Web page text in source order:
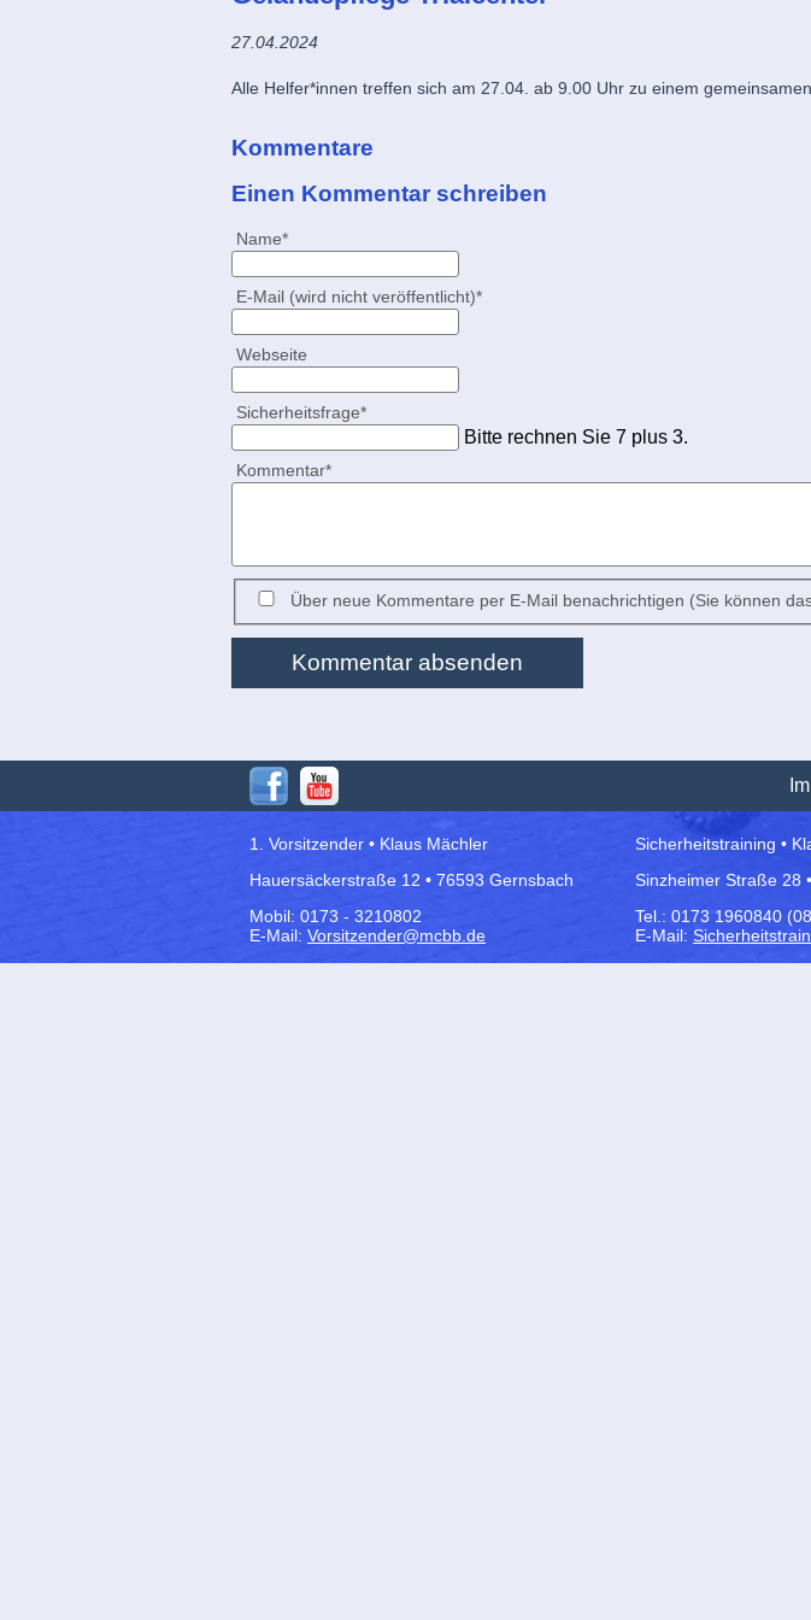
27.04.2024
Alle Helfer*innen treffen sich am 27.04. ab 9.00 Uhr zu einem
Kommentare
Einen Kommentar schreiben
Pflichtfeld
Name*
Pflichtfeld
E-Mail (wird nicht veröffentlicht)*
Webseite
Pflichtfeld
Sicherheitsfrage*
Bitte rechnen Sie 7 plus 3.
Pflichtfeld
Kommentar*
Über neue Kommentare per E-Mail benachrichtigen (Sie können
Kommentar absenden
1. Vorsitzender • Klaus Mächler
Hauersäckerstraße 12 • 76593 Gernsbach
Mobil: 0173 - 3210802
E-Mail: Vorsitzender@mcbb.de
Sicherheitstraining •
Sinzheimer Straße 28
Tel.: 0173 1960840
E-Mail: